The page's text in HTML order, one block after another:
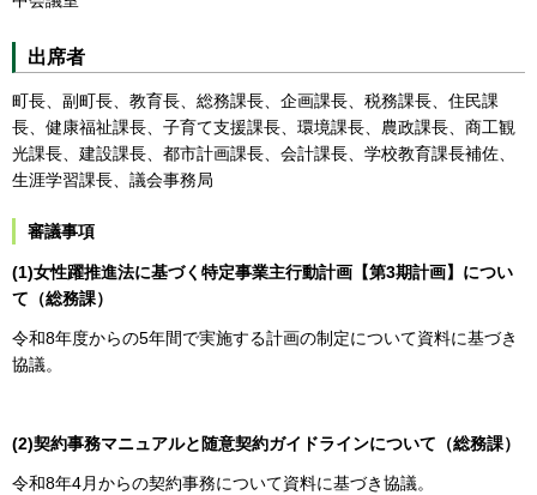
出席者
町長、副町長、教育長、総務課長、企画課長、税務課長、住民課
長、健康福祉課長、子育て支援課長、環境課長、農政課長、商工観
光課長、建設課長、都市計画課長、会計課長、学校教育課長補佐、
生涯学習課長、議会事務局
審議事項
(1)女性躍推進法に基づく特定事業主行動計画【第3期計画】につい
て（総務課）
令和8年度からの5年間で実施する計画の制定について資料に基づき
協議。
(2)契約事務マニュアルと随意契約ガイドラインについて（総務課）
令和8年4月からの契約事務について資料に基づき協議。